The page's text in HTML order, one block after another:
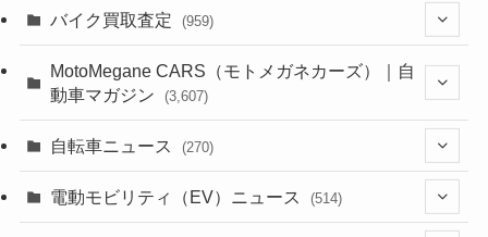
(44)
(639)
(118) (252)
(306)
(6,957)
バイク買取査定 (959)
(352)
MotoMegane CARS（モトメガネカーズ）｜自
動車マガジン
(3,607)
(186)
自転車ニュース (270)
(54)
電動モビリティ（EV）ニュース (514)